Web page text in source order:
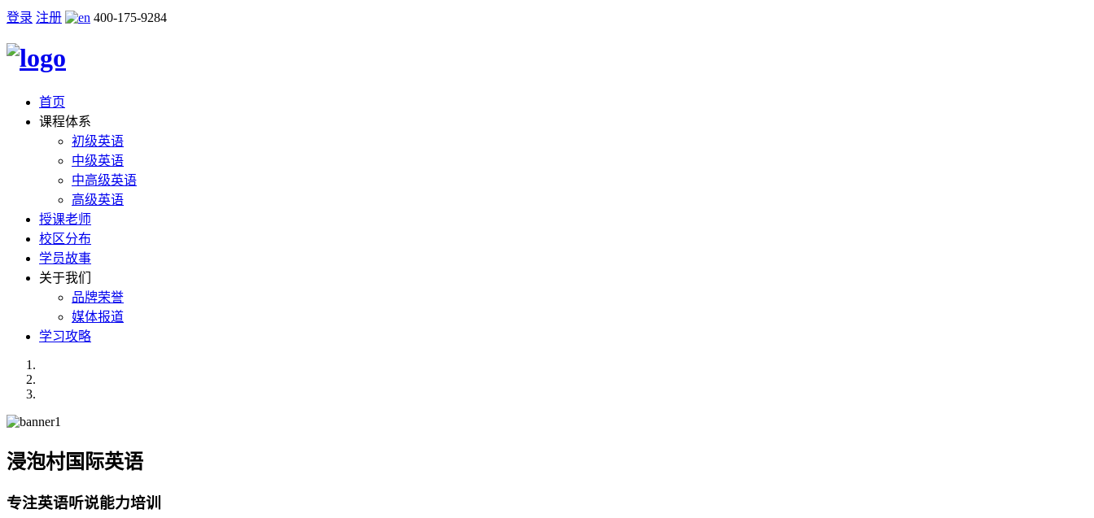
登录 注册 400-175-9284
首页
课程体系
初级英语
中级英语
中高级英语
高级英语
授课老师
校区分布
学员故事
关于我们
品牌荣誉
媒体报道
学习攻略
浸泡村国际英语
专注英语听说能力培训